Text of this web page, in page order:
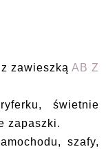
zawieszką AB Z
świetnie
zapaszki.
szafy,